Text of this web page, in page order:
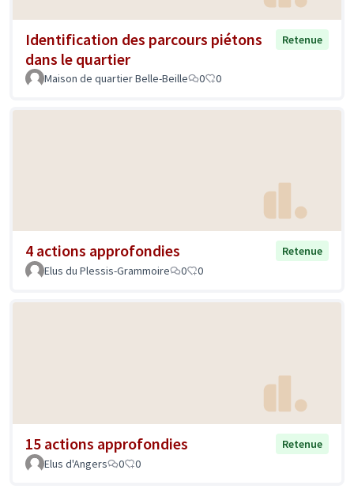
Identification des parcours piétons
dans le quartier
Retenue
Maison de quartier Belle-Beille 0 0
4 actions approfondies
Retenue
Elus du Plessis-Grammoire
0 0
15 actions approfondies
Retenue
Elus d'Angers
0 0